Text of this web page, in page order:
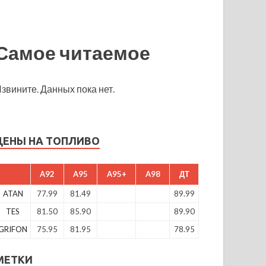
читаемое
Данных пока нет.
НА ТОПЛИВО
A92 A95 A95+ A98 ДТ
ATAN 77.99 81.49
89.99
TES
81.50 85.90
89.90
75.95 81.95 78.95